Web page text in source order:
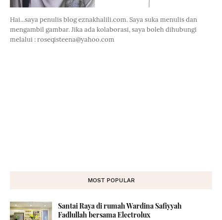
Hai...saya penulis blog eznakhalili.com. Saya suka menulis dan
mengambil gambar. Jika ada kolaborasi, saya boleh dihubungi
melalui : roseqisteena@yahoo.com
MOST POPULAR
Santai Raya di rumah Wardina Safiyyah
Fadlullah bersama Electrolux